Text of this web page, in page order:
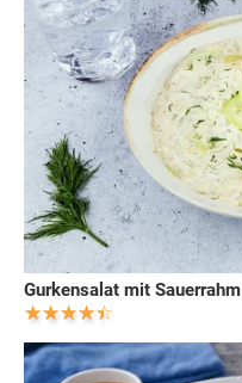
Gurkensalat mit Sauerrahm